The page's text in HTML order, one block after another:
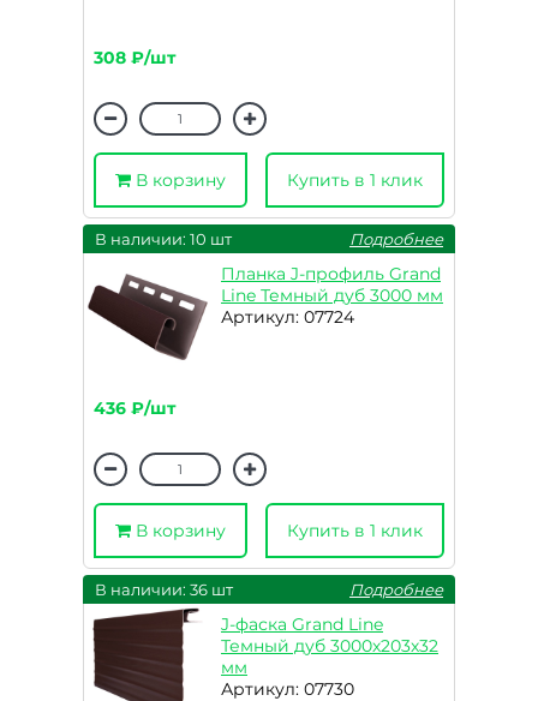
308 ₽/шт
В корзину Купить в 1 клик
В наличии: 10 шт Подробнее
Планка J-профиль Grand
Line Темный дуб 3000 мм
Артикул: 07724
436 ₽/шт
В корзину Купить в 1 клик
В наличии: 36 шт Подробнее
J-фаска Grand Line
Темный дуб 3000х203х32
мм
Артикул: 07730